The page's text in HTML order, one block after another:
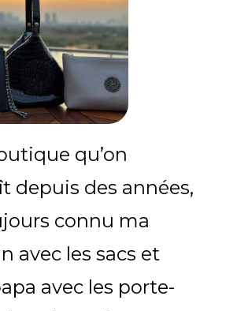
qu’on
depuis des années,
connu ma
avec les sacs et
avec les porte-